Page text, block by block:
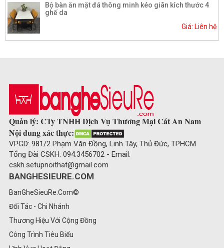
Bộ bàn ăn mặt đá thông minh kéo giãn kích thước 4
ghế da
Giá: Liên hệ
Quản lý: CTy TNHH Dịch Vụ Thương Mại Cát An Nam
Nội dung xác thực:
VPGD: 981/2 Phạm Văn Đồng, Linh Tây, Thủ Đức, TPHCM
Tổng Đài CSKH: 094.3456702 - Email:
cskh.setupnoithat@gmail.com
BANGHESIEURE.COM
BanGheSieuRe.Com©
Đối Tác - Chi Nhánh
Thương Hiệu Với Cộng Đồng
Công Trình Tiêu Biểu